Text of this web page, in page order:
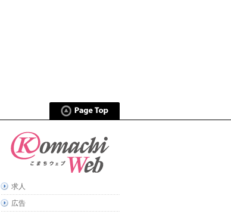
求人
広告